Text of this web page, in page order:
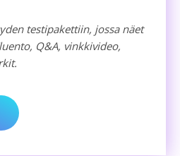
testipakettiin, jossa näet
Q&A, vinkkivideo,